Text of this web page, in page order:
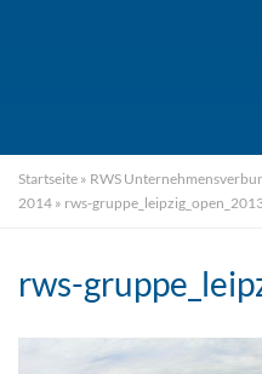
Startseite » RWS
2014 » rws-
rws-